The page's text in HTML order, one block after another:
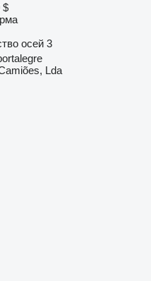
$
осей 3
Lda